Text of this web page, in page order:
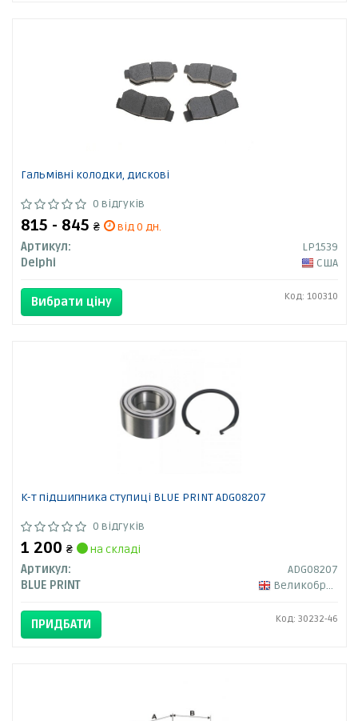
Гальмівні колодки, дискові
0 відгуків
815 - 845 ₴
від 0 дн.
Артикул:
LP1539
Delphi
США
Вибрати ціну Код: 100310
К-т підшипника ступиці BLUE PRINT ADG08207
0 відгуків
1 200 ₴
на складі
Артикул:
ADG08207
BLUE PRINT
Великобританія
ПРИДБАТИ Код: 30232-46